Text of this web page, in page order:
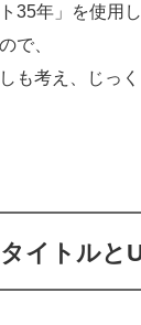
35年」を使用
で、
も考え、じっ
イトルと